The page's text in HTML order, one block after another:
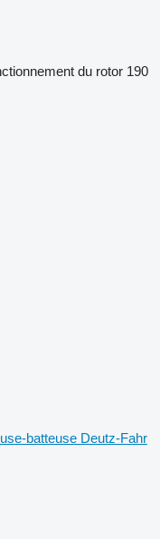
du rotor 190
batteuse Deutz-Fahr